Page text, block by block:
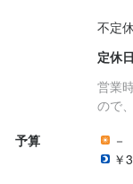
不定
定休日
営業
ので
予算
－
￥